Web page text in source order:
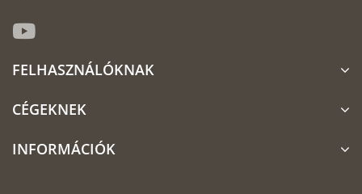
FELHASZNÁLÓKNAK
CÉGEKNEK
INFORMÁCIÓK